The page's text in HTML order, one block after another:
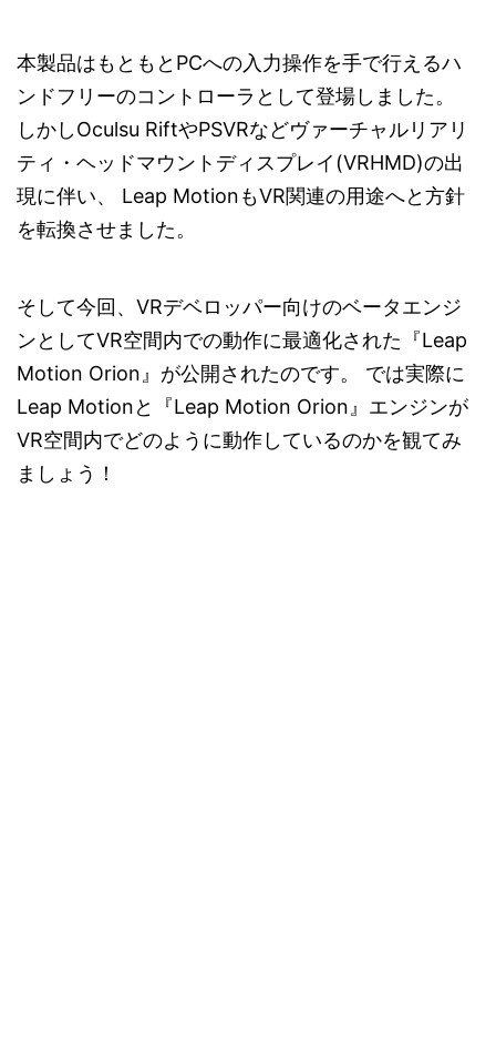
本製品はもともとPCへの入力操作を手で行えるハ
ンドフリーのコントローラとして登場しました。
しかしOculsu RiftやPSVRなどヴァーチャルリアリ
ティ・ヘッドマウントディスプレイ(VRHMD)の出
現に伴い、 Leap MotionもVR関連の用途へと方針
を転換させました。
そして今回、VRデベロッパー向けのベータエンジ
ンとしてVR空間内での動作に最適化された『Leap
Motion Orion』が公開されたのです。 では実際に
Leap Motionと『Leap Motion Orion』エンジンが
VR空間内でどのように動作しているのかを観てみ
ましょう！